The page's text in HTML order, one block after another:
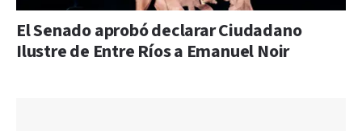
El Senado aprobó declarar Ciudadano
Ilustre de Entre Ríos a Emanuel Noir